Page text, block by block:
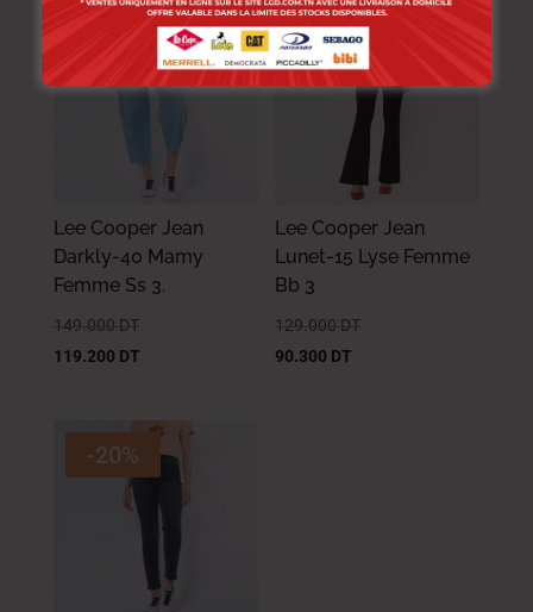
Lee Cooper Jean
Darkly-40 Mamy
Femme Ss 3.
149.000 DT
119.200 DT
-30%
Lee Cooper Jean
Lunet-15 Lyse Femme
Bb 3
129.000 DT
90.300 DT
-20%